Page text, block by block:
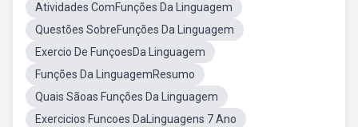
Atividades ComFunções Da Linguagem
Questões SobreFunções Da Linguagem
Exercio De FunçoesDa Linguagem
Funções Da LinguagemResumo
Quais Sãoas Funções Da Linguagem
Exercicios Funcoes DaLinguagens 7 Ano